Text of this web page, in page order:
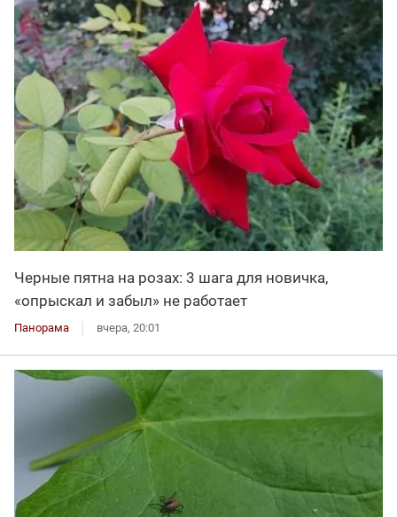
Черные пятна на розах: 3 шага для новичка,
«опрыскал и забыл» не работает
Панорама вчера, 20:01